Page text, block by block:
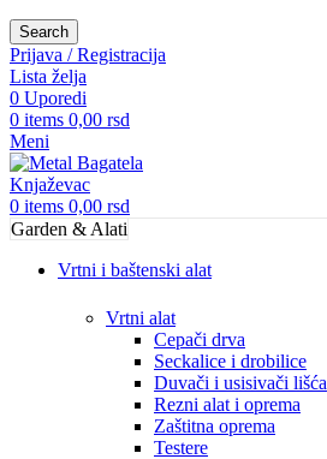
Search
Prijava / Registracija
Lista želja
0 Uporedi
0 items 0,00 rsd
Meni
0 items 0,00 rsd
Garden & Alati
Vrtni i baštenski alat
Vrtni alat
Cepači drva
Seckalice i drobilice
Duvači i usisivači lišća
Rezni alat i oprema
Zaštitna oprema
Testere